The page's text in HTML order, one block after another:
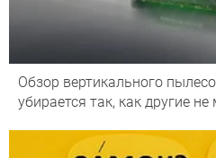
Обзор вертикального
убирается так, как другие не